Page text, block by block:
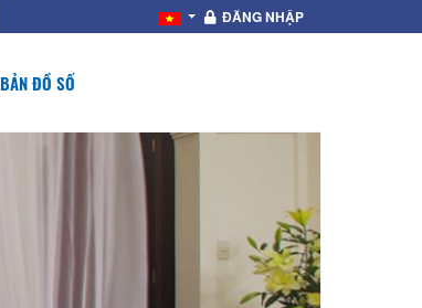
ĐĂNG NHẬP
BẢN ĐỒ SỐ